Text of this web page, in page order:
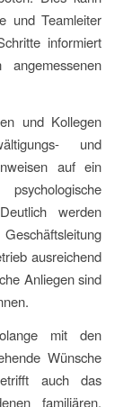
und Teamleiter
informiert
und Kollegen
und
auf ein
werden
ausreichend
Anliegen sind
mit den
Wünsche
auch das
familiären,